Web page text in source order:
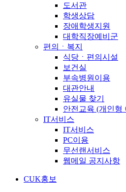
도서관
학생상담
장애학생지원
대학직장예비군
편의ㆍ복지
식당ㆍ편의시설
보건실
부속병원이용
대관안내
유실물 찾기
안전교육 (개인형
IT서비스
IT서비스
PC이용
무선랜서비스
웹메일 공지사항
CUK홍보